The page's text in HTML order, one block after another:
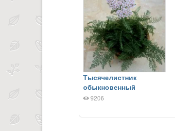
Тысячелистник
обыкновенный
9206